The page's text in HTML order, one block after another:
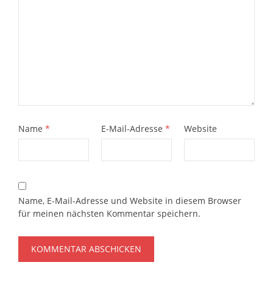
Name * E-Mail-Adresse * Website
Name, E-Mail-Adresse und Website in diesem Browser
für meinen nächsten Kommentar speichern.